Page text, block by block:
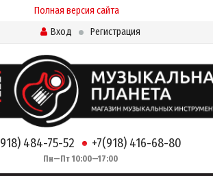
Полная версия сайта
Вход
Регистрация
484-75-52 +7(918) 416-68-80
Пн—Пт 10:00—17:00